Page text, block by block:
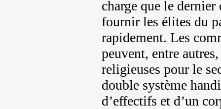
charge que le
fournir les élites du
rapidement. Les
peuvent, entre
religieuses pour le
double système
d’effectifs et d’un